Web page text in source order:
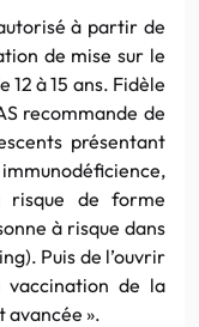
à partir de
de mise sur le
12 à 15 ans. Fidèle
recommande de
présentant
risque de forme
à risque dans
Puis de l’ouvrir
de la
avancée ».